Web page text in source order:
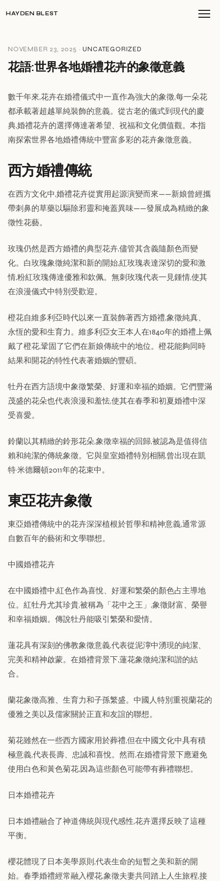
HAYDEN BLEST
NOVEMBER 23, 2025 ·UNCATEGORIZED
花語:世界各地婚禮花卉的象徵意義
數千年來,花卉在婚禮儀式中一直作為強大的象徵,每一朵花
都承載著超越單純裝飾的意義。從古老的儀式到現代的慶
典,婚禮花卉的選擇傳達著希望、祝福和文化價值觀。本指
南探索世界各地婚禮傳統中豐富多彩的花卉象徵意義。
西方婚禮傳統
在西方文化中,婚禮花卉從實用起源演變而來——新娘曾經攜
帶刺鼻的草藥以驅除邪靈和掩蓋異味——發展成為精緻的象
徵性花藝。
玫瑰仍然是西方婚禮的典型花卉,儘管其含義隨顏色而變
化。白玫瑰象徵純潔和新的開始,紅玫瑰表達深切的愛和激
情,粉紅玫瑰傳達優雅和欽佩。無刺玫瑰代表一見鍾情,使其
在浪漫儀式中特別受歡迎。
橙花自維多利亞時代以來一直裝飾著西方婚禮,象徵純真、
永恆的愛和生育力。維多利亞女王本人在1840年的婚禮上佩
戴了橙花,鞏固了它們在新娘傳統中的地位。橙花能夠同時
結果和開花的特性代表著婚姻的豐碩。
牡丹在西方語境中象徵繁榮、好運和幸福的婚姻。它們豐滿
茂盛的花朵也代表浪漫和羞怯,使其在春季和初夏婚禮中深
受喜愛。
鈴蘭以其精緻的鈴形花朵,象徵幸福的回歸,被認為是值得信
賴和純潔的傳統象徵。它與皇室婚禮特別相關,曾出現在凱
特·米德爾頓2011年的花束中。
東亞花卉象徵
東亞婚禮傳統中的花卉深深植根於哲學和精神意義,通常源
自數百年的藝術和文學聯想。
中國婚禮花卉
在中國婚禮中,紅色作為喜悅、好運和繁榮的顏色占主導地
位。紅牡丹尤其珍貴,被稱為「花中之王」,象徵財富、榮譽
和幸福婚姻。傳說牡丹能吸引繁榮和愛情。
蓮花具有深刻的佛教象徵意義,代表從泥濘中湧現的純潔、
完美和精神啟蒙。在婚禮背景下,蓮花象徵純潔和諧的結
合。
蘭花象徵高雅、生育力和子孫繁盛。中國人特別重視蘭花的
優雅之美以及儒家關於正直和友誼的聯想。
菊花雖然在一些西方國家用於葬禮,但在中國文化中具有積
極意義,代表長壽、忠誠和喜悅。然而,在婚禮背景下應避免
使用白色和黃色菊花,因為這些顏色可能帶有葬禮聯想。
日本婚禮花卉
日本婚禮融合了神道傳統與現代感性,花卉選擇反映了這種
平衡。
櫻花體現了日本美學原則,代表生命的短暫之美和新的開
始。春季婚禮經常融入櫻花,象徵夫妻共同踏上人生旅程,接